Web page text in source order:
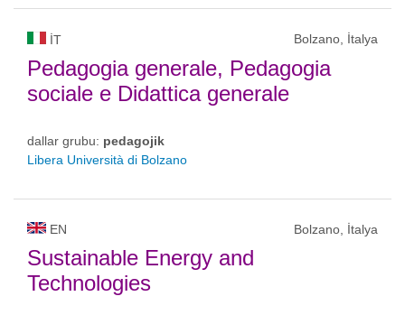
IT Bolzano, İtalya
Pedagogia generale, Pedagogia
sociale e Didattica generale
dallar grubu: pedagojik
Libera Università di Bolzano
EN Bolzano, İtalya
Sustainable Energy and
Technologies